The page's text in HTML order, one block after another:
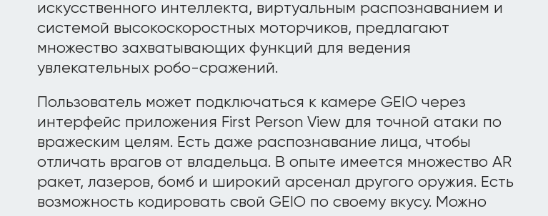
искусственного интеллекта, виртуальным распознаванием и
системой высокоскоростных моторчиков, предлагают
множество захватывающих функций для ведения
увлекательных робо-сражений.
Пользователь может подключаться к камере GEIO через
интерфейс приложения First Person View для точной атаки по
вражеским целям. Есть даже распознавание лица, чтобы
отличать врагов от владельца. В опыте имеется множество AR
ракет, лазеров, бомб и широкий арсенал другого оружия. Есть
возможность кодировать свой GEIO по своему вкусу. Можно